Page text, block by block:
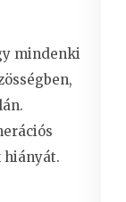
mindenki
hiányát.